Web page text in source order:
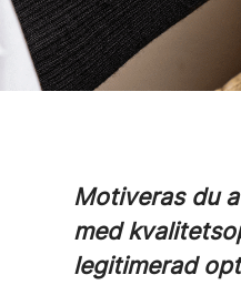
Motiveras du
med
legitimerad